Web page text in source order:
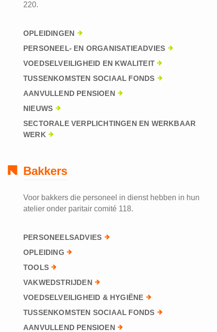
220.
OPLEIDINGEN
PERSONEEL- EN ORGANISATIEADVIES
VOEDSELVEILIGHEID EN KWALITEIT
TUSSENKOMSTEN SOCIAAL FONDS
AANVULLEND PENSIOEN
NIEUWS
SECTORALE VERPLICHTINGEN EN WERKBAAR
WERK
Bakkers
Voor bakkers die personeel in dienst hebben in hun
atelier onder paritair comité 118.
PERSONEELSADVIES
OPLEIDING
TOOLS
VAKWEDSTRIJDEN
VOEDSELVEILIGHEID & HYGIËNE
TUSSENKOMSTEN SOCIAAL FONDS
AANVULLEND PENSIOEN